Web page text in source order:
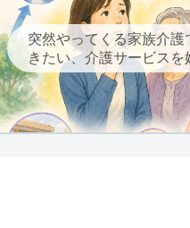
突然やってくる家族介護
きたい、介護サービスを
の流れ